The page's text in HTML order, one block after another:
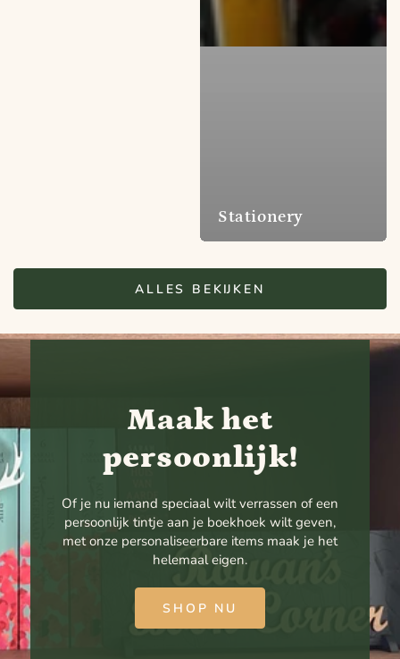
Stationery
ALLES BEKIJKEN
Maak het
persoonlijk!
Of je nu iemand speciaal wilt verrassen of een
persoonlijk tintje aan je boekhoek wilt geven,
met onze personaliseerbare items maak je het
helemaal eigen.
SHOP NU